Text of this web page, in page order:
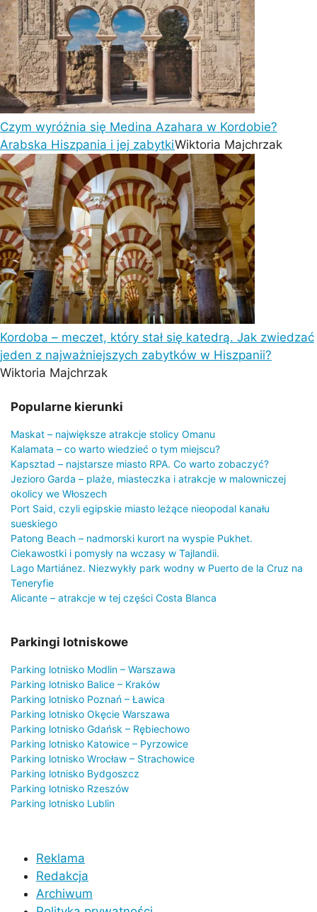
Czym wyróżnia się Medina Azahara w Kordobie?
Arabska Hiszpania i jej zabytkiWiktoria Majchrzak
Kordoba – meczet, który stał się katedrą. Jak zwiedzać
jeden z najważniejszych zabytków w Hiszpanii?
Wiktoria Majchrzak
Popularne kierunki
Maskat – największe atrakcje stolicy Omanu
Kalamata – co warto wiedzieć o tym miejscu?
Kapsztad – najstarsze miasto RPA. Co warto zobaczyć?
Jezioro Garda – plaże, miasteczka i atrakcje w malowniczej
okolicy we Włoszech
Port Said, czyli egipskie miasto leżące nieopodal kanału
sueskiego
Patong Beach – nadmorski kurort na wyspie Pukhet.
Ciekawostki i pomysły na wczasy w Tajlandii.
Lago Martiánez. Niezwykły park wodny w Puerto de la Cruz na
Teneryfie
Alicante – atrakcje w tej części Costa Blanca
Parkingi lotniskowe
Parking lotnisko Modlin – Warszawa
Parking lotnisko Balice – Kraków
Parking lotnisko Poznań – Ławica
Parking lotnisko Okęcie Warszawa
Parking lotnisko Gdańsk – Rębiechowo
Parking lotnisko Katowice – Pyrzowice
Parking lotnisko Wrocław – Strachowice
Parking lotnisko Bydgoszcz
Parking lotnisko Rzeszów
Parking lotnisko Lublin
Reklama
Redakcja
Archiwum